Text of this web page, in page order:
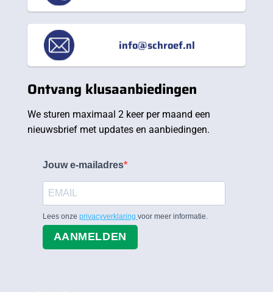
info@schroef.nl
Ontvang klusaanbiedingen
We sturen maximaal 2 keer per maand een
nieuwsbrief met updates en aanbiedingen.
Jouw e-mailadres
Lees onze privacyverklaring voor meer informatie.
AANMELDEN